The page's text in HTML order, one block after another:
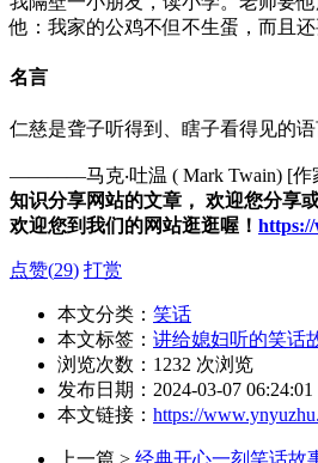
他：我家的公鸡不但不生蛋，而且
名言
仁慈是聋子听得到、瞎子看得见的语
————马克‧吐温 ( Mark Twain) [作
知识分享网站的文章， 欢迎您分享
欢迎您到我们的网站逛逛喔！
点赞(29) 打赏
本文分类： 笑话
本文标签： 讲给媳妇听的笑话
浏览次数： 1232 次浏览
发布日期：2024-03-07 06:24:01
本文链接： https://
上一篇 > 经典开心一刻笑话故